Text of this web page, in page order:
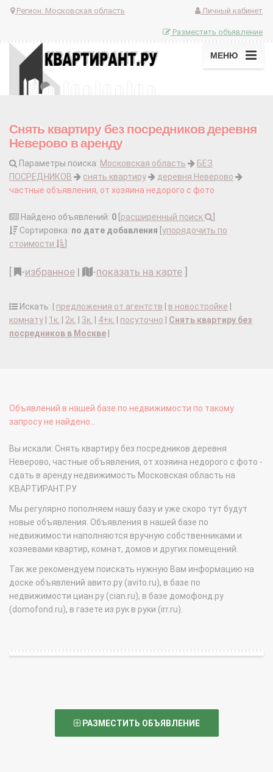
Регион: Московская область Личный кабинет
Разместить объявление
МЕНЮ
Снять квартиру без посредников деревня
Неверово в аренду
Параметры поиска: Московская область
БЕЗ
ПОСРЕДНИКОВ
снять квартиру
деревня Неверово
частные объявления, от хозяина недорого с фото
Найдено объявлений: 0 расширенный поиск
Сортировка: по дате добавления упорядочить по
стоимости
-избранное | -показать на карте
Искать: | предложения от агентств в новостройке
комнату
1к. 2к. 3к. 4+к. посуточно
Снять квартиру без
посредников в Москве
Объявлений в нашей базе по недвижимости по такому
запросу не найдено...
Вы искали: Снять квартиру без посредников деревня
Неверово, частные объявления, от хозяина недорого с фото -
сдать в аренду недвижимость Московская область на
КВАРТИРАНТ.РУ
Мы регулярно пополняем нашу базу и уже скоро тут будут
новые объявления. Объявления в нашей базе по
недвижимости наполняются вручную собственниками и
хозяевами квартир, комнат, домов и других помещений.
Так же рекомендуем поискать нужную Вам информацию на
доске объявлений авито.ру (avito.ru), в базе по
недвижимости циан.ру (cian.ru), в базе домофонд.ру
(domofond.ru), в газете из рук в руки (irr.ru).
РАЗМЕСТИТЬ ОБЪЯВЛЕНИЕ